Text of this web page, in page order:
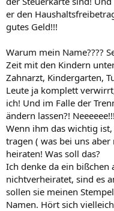
er den
gutes Geld!!!
Warum mein Name????
Zeit mit den Kindern
Zahnarzt, Kindergarten,
Leute ja komplett
ich! Und im Falle der
ändern lassen?! Neeeeee!!!
Wenn ihm das wichtig
tragen ( was bei uns
heiraten! Was soll das?
Ich denke da ein bißchen
nichtverheiratet, sind es
sollen sie meinen
Namen. Hört sich